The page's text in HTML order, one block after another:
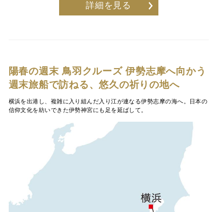
詳細を見る
陽春の週末 鳥羽クルーズ伊勢志摩へ向かう
週末旅船で訪ねる、悠久の祈りの地へ
横浜を出港し、複雑に入り組んだ入り江が連なる伊勢志摩の海へ。日本の
信仰文化を紡いできた伊勢神宮にも足を延ばして。